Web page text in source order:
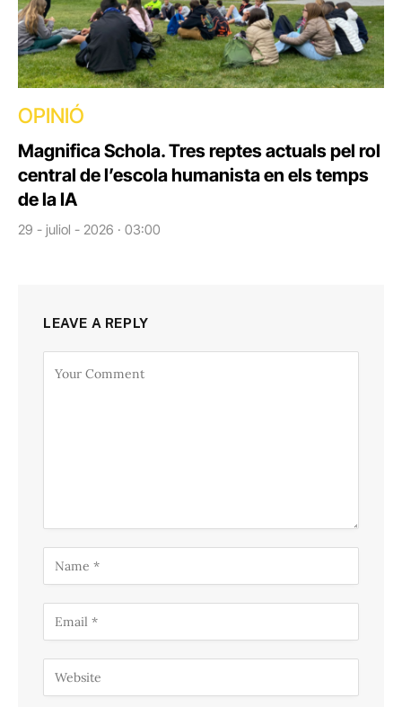
OPINIÓ
Magnifica Schola. Tres reptes actuals pel rol
central de l’escola humanista en els temps
de la IA
29 - juliol - 2026 · 03:00
LEAVE A REPLY